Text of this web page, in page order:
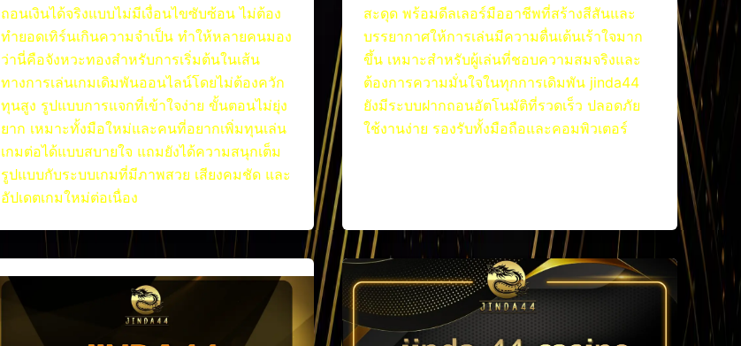
ถอนเงินได้จริงแบบไม่มีเงื่อนไขซับซ้อน ไม่ต้อง
ทำยอดเทิร์นเกินความจำเป็น ทำให้หลายคนมอง
ว่านี่คือจังหวะทองสำหรับการเริ่มต้นในเส้น
ทางการเล่นเกมเดิมพันออนไลน์โดยไม่ต้องควัก
ทุนสูง รูปแบบการแจกที่เข้าใจง่าย ขั้นตอนไม่ยุ่ง
ยาก เหมาะทั้งมือใหม่และคนที่อยากเพิ่มทุนเล่น
เกมต่อได้แบบสบายใจ แถมยังได้ความสนุกเต็ม
รูปแบบกับระบบเกมที่มีภาพสวย เสียงคมชัด และ
อัปเดตเกมใหม่ต่อเนื่อง
สะดุด พร้อมดีลเลอร์มืออาชีพที่สร้างสีสันและ
บรรยากาศให้การเล่นมีความตื่นเต้นเร้าใจมาก
ขึ้น เหมาะสำหรับผู้เล่นที่ชอบความสมจริงและ
ต้องการความมั่นใจในทุกการเดิมพัน jinda44
ยังมีระบบฝากถอนอัตโนมัติที่รวดเร็ว ปลอดภัย
ใช้งานง่าย รองรับทั้งมือถือและคอมพิวเตอร์